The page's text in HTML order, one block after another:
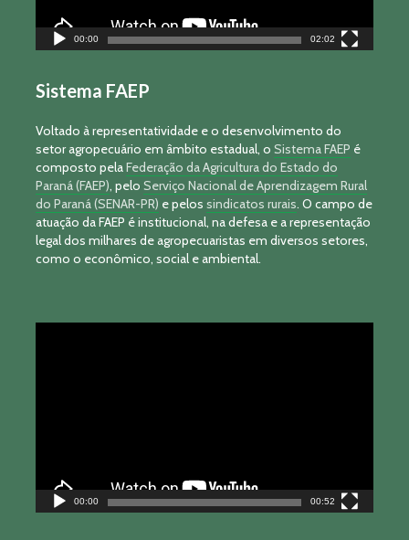
00:00 02:02
Sistema FAEP
Voltado à representatividade e o desenvolvimento do
setor agropecuário em âmbito estadual, o Sistema FAEP é
composto pelaFederação da Agricultura do Estado do
Paraná (FAEP), pelo Serviço Nacional de Aprendizagem Rural
do Paraná (SENAR-PR) e pelos sindicatos rurais. O campo de
atuação da FAEP é institucional, na defesa e a representação
legal dos milhares de agropecuaristas em diversos setores,
como o econômico, social e ambiental.
00:00 00:52